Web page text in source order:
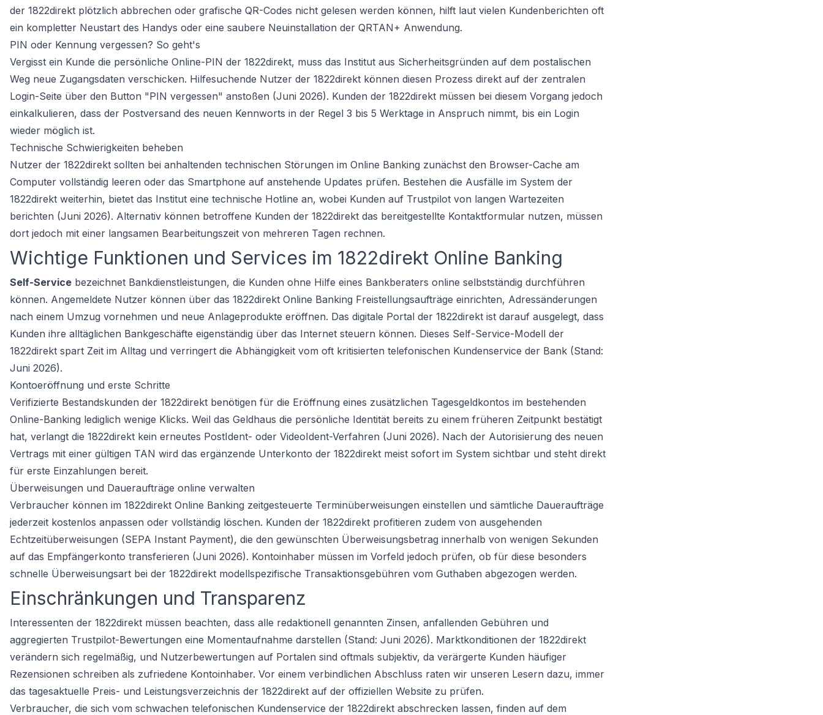
der 1822direkt plötzlich abbrechen oder grafische QR-Codes nicht gelesen werden können, hilft laut vielen Kundenberichten oft
ein kompletter Neustart des Handys oder eine saubere Neuinstallation der QRTAN+ Anwendung.
PIN oder Kennung vergessen? So geht's
Vergisst ein Kunde die persönliche Online-PIN der 1822direkt, muss das Institut aus Sicherheitsgründen auf dem postalischen
Weg neue Zugangsdaten verschicken. Hilfesuchende Nutzer der 1822direkt können diesen Prozess direkt auf der zentralen
Login-Seite über den Button "PIN vergessen" anstoßen (Juni 2026). Kunden der 1822direkt müssen bei diesem Vorgang jedoch
einkalkulieren, dass der Postversand des neuen Kennworts in der Regel 3 bis 5 Werktage in Anspruch nimmt, bis ein Login
wieder möglich ist.
Technische Schwierigkeiten beheben
Nutzer der 1822direkt sollten bei anhaltenden technischen Störungen im Online Banking zunächst den Browser-Cache am
Computer vollständig leeren oder das Smartphone auf anstehende Updates prüfen. Bestehen die Ausfälle im System der
1822direkt weiterhin, bietet das Institut eine technische Hotline an, wobei Kunden auf Trustpilot von langen Wartezeiten
berichten (Juni 2026). Alternativ können betroffene Kunden der 1822direkt das bereitgestellte Kontaktformular nutzen, müssen
dort jedoch mit einer langsamen Bearbeitungszeit von mehreren Tagen rechnen.
Wichtige Funktionen und Services im 1822direkt Online Banking
Self-Service bezeichnet Bankdienstleistungen, die Kunden ohne Hilfe eines Bankberaters online selbstständig durchführen
können. Angemeldete Nutzer können über das 1822direkt Online Banking Freistellungsaufträge einrichten, Adressänderungen
nach einem Umzug vornehmen und neue Anlageprodukte eröffnen. Das digitale Portal der 1822direkt ist darauf ausgelegt, dass
Kunden ihre alltäglichen Bankgeschäfte eigenständig über das Internet steuern können. Dieses Self-Service-Modell der
1822direkt spart Zeit im Alltag und verringert die Abhängigkeit vom oft kritisierten telefonischen Kundenservice der Bank (Stand:
Juni 2026).
Kontoeröffnung und erste Schritte
Verifizierte Bestandskunden der 1822direkt benötigen für die Eröffnung eines zusätzlichen Tagesgeldkontos im bestehenden
Online-Banking lediglich wenige Klicks. Weil das Geldhaus die persönliche Identität bereits zu einem früheren Zeitpunkt bestätigt
hat, verlangt die 1822direkt kein erneutes PostIdent- oder VideoIdent-Verfahren (Juni 2026). Nach der Autorisierung des neuen
Vertrags mit einer gültigen TAN wird das ergänzende Unterkonto der 1822direkt meist sofort im System sichtbar und steht direkt
für erste Einzahlungen bereit.
Überweisungen und Daueraufträge online verwalten
Verbraucher können im 1822direkt Online Banking zeitgesteuerte Terminüberweisungen einstellen und sämtliche Daueraufträge
jederzeit kostenlos anpassen oder vollständig löschen. Kunden der 1822direkt profitieren zudem von ausgehenden
Echtzeitüberweisungen (SEPA Instant Payment), die den gewünschten Überweisungsbetrag innerhalb von wenigen Sekunden
auf das Empfängerkonto transferieren (Juni 2026). Kontoinhaber müssen im Vorfeld jedoch prüfen, ob für diese besonders
schnelle Überweisungsart bei der 1822direkt modellspezifische Transaktionsgebühren vom Guthaben abgezogen werden.
Einschränkungen und Transparenz
Interessenten der 1822direkt müssen beachten, dass alle redaktionell genannten Zinsen, anfallenden Gebühren und
aggregierten Trustpilot-Bewertungen eine Momentaufnahme darstellen (Stand: Juni 2026). Marktkonditionen der 1822direkt
verändern sich regelmäßig, und Nutzerbewertungen auf Portalen sind oftmals subjektiv, da verärgerte Kunden häufiger
Rezensionen schreiben als zufriedene Kontoinhaber. Vor einem verbindlichen Abschluss raten wir unseren Lesern dazu, immer
das tagesaktuelle Preis- und Leistungsverzeichnis der 1822direkt auf der offiziellen Website zu prüfen.
Verbraucher, die sich vom schwachen telefonischen Kundenservice der 1822direkt abschrecken lassen, finden auf dem